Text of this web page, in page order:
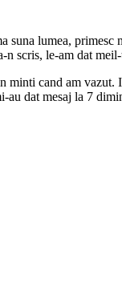
lumea, primesc
n scris, le-am dat
cand am vazut.
dat mesaj la 7